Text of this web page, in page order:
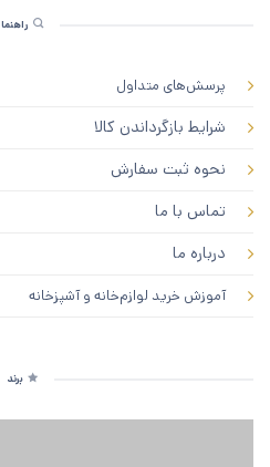
راهنما
پرسش‌های متداول
شرایط بازگرداندن کالا
نحوه ثبت سفارش
تماس با ما
درباره ما
آموزش خرید لوازم‌خانه و آشپزخانه
برند